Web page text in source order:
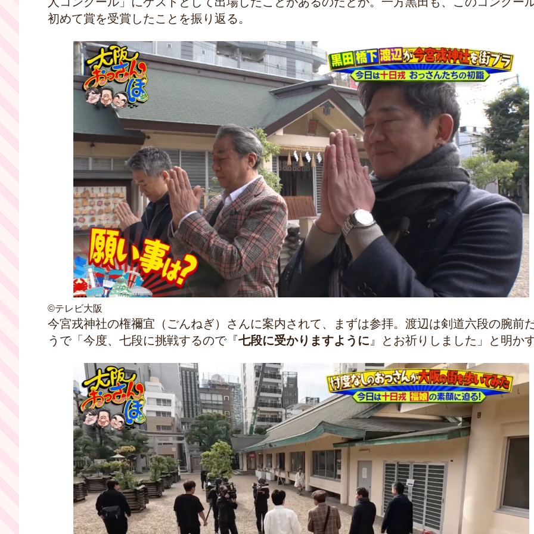
初めて賞を受賞したことを振り返る。
©テレビ大阪
今宮戎神社の権禰宜（ごんねぎ）さんに案内されて、まずは参拝。渡辺は剣道六段の腕前
うで「今度、七段に挑戦するので『七段に受かりますように 』とお祈りしました」と明か